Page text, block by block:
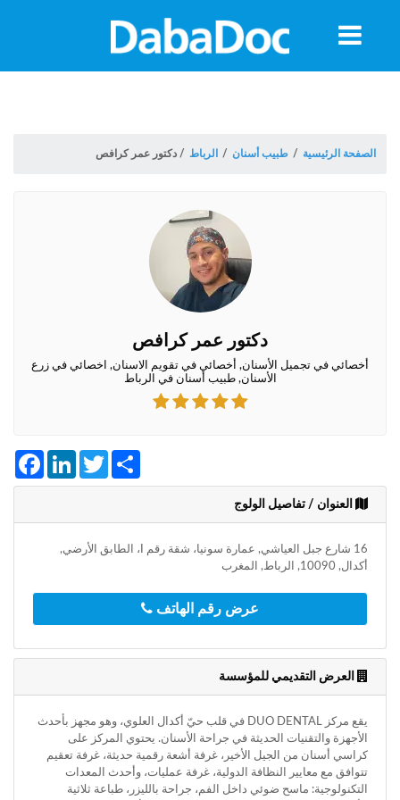
الصفحة الرئيسية / طبيب أسنان / الرباط / دكتور عمر كرافص
دكتور عمر كرافص
أخصائي في تجميل الأسنان, أخصائي في تقويم الاسنان, اخصائي في زرع
الأسنان, طبيب أسنان في الرباط
LinkedInTwitter Share
العنوان / تفاصيل الولوج
16 شارع جبل العياشي, عمارة سونيا، شقة رقم I، الطابق الأرضي,
أكدال, 10090, الرباط, المغرب
عرض رقم الهاتف
العرض التقديمي للمؤسسة
يقع مركز DUO DENTAL في قلب حيّ أكدال العلوي، وهو مجهز بأحدث
الأجهزة والتقنيات الحديثة في جراحة الأسنان. يحتوي المركز على
كراسي أسنان من الجيل الأخير، غرفة أشعة رقمية حديثة، غرفة تعقيم
تتوافق مع معايير النظافة الدولية، غرفة عمليات، وأحدث المعدات
التكنولوجية: ماسح ضوئي داخل الفم، جراحة بالليزر، طباعة ثلاثية
معلومات
على
بالنقر
المواعيد"
تقر
بأنك
قد
و
وافقت
على
شروط